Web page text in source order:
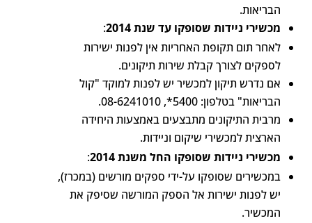
הבריאות.
מכשירי ניידות שסופקו עד שנת 2014
:
לאחר תום תקופת האחריות אין לפנות ישירות
לספקים לצורך קבלת שירות תיקונים.
אם נדרש תיקון למכשיר יש לפנות למוקד "קול
הבריאות" בטלפון: 5400*, 08-6241010.
מרבית התיקונים מתבצעים באמצעות היחידה
הארצית למכשירי שיקום וניידות.
מכשירי ניידות שסופקו החל משנת 2014
:
במכשירים שסופקו על-ידי ספקים מורשים (במכרז),
יש לפנות ישירות אל הספק המורשה שסיפק את
המכשיר.